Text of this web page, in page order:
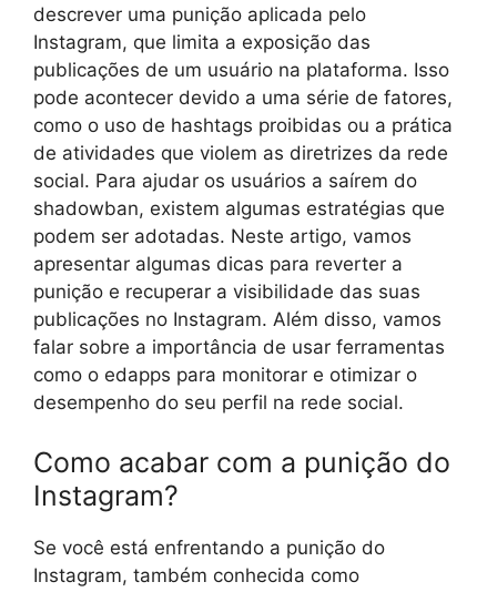
descrever uma punição aplicada pelo
Instagram, que limita a exposição das
publicações de um usuário na plataforma. Isso
pode acontecer devido a uma série de fatores,
como o uso de hashtags proibidas ou a prática
de atividades que violem as diretrizes da rede
social. Para ajudar os usuários a saírem do
shadowban, existem algumas estratégias que
podem ser adotadas. Neste artigo, vamos
apresentar algumas dicas para reverter a
punição e recuperar a visibilidade das suas
publicações no Instagram. Além disso, vamos
falar sobre a importância de usar ferramentas
como o edapps para monitorar e otimizar o
desempenho do seu perfil na rede social.
Como acabar com a punição do
Instagram?
Se você está enfrentando a punição do
Instagram, também conhecida como